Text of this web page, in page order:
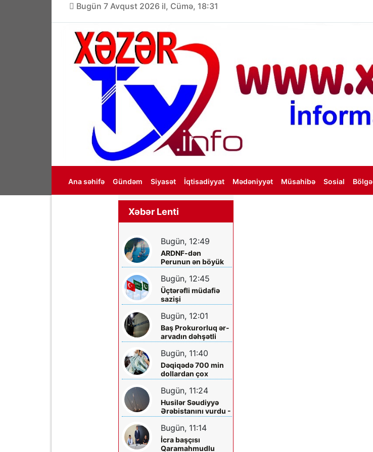
Bugün 7 Avqust 2026 il, Cümə, 18:31
Ana səhifə Gündəm Siyasət İqtisadiyyat Mədəniyyət Müsahibə Sosial Bölgə
Xəbər Lenti
Bugün, 12:49
ARDNF-dən
Perunun ən böyük
şirkətinə investisiya
Bugün, 12:45
Üçtərəfli müdafiə
sazişi
imzalayacaqlar
Bugün, 12:01
Baş Prokurorluq ər-
arvadın dəhşətli
ölümü ilə bağlı -
Məlumat yaydı
Bugün, 11:40
Dəqiqədə 700 min
dollardan çox
qazanıblar…
Bugün, 11:24
Husilər Səudiyyə
Ərəbistanını vurdu -
Yaralılar var
Bugün, 11:14
İcra başçısı
Qaramahmudlu